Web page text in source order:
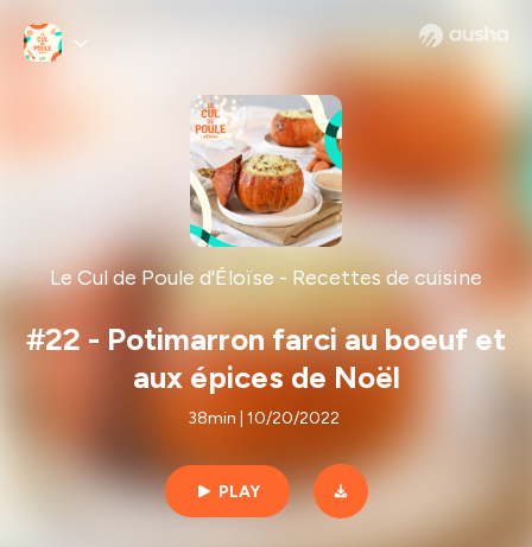
Le Cul de Poule d'Éloïse - Recettes de cuisine
#22 - Potimarron farci au boeuf et
aux épices de Noël
38min | 10/20/2022
PLAY